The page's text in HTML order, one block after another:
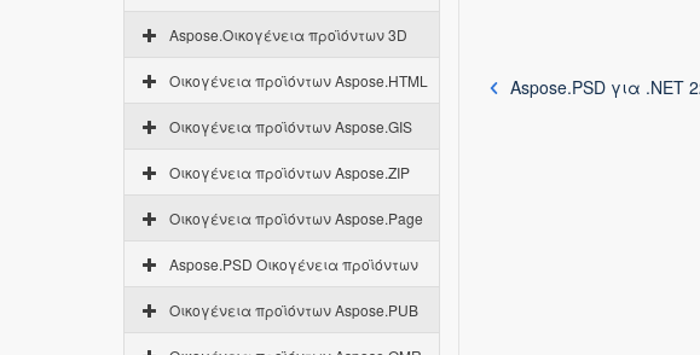
Aspose.Οικογένεια προϊόντων 3D
Οικογένεια προϊόντων Aspose.HTML
Οικογένεια προϊόντων Aspose.GIS
Οικογένεια προϊόντων Aspose.ZIP
Οικογένεια προϊόντων Aspose.Page
Aspose.PSD Οικογένεια προϊόντων
Οικογένεια προϊόντων Aspose.PUB
Aspose.PSD για .NET